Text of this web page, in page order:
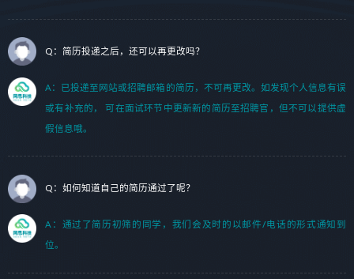
Q：简历投递之后，还可以再更改吗？
A：已投递至网站或招聘邮箱的简历，不可再更改。如发现个人信息有误
或有补充的， 可在面试环节中更新新的简历至招聘官，但不可以提供虚
假信息哦。
Q：如何知道自己的简历通过了呢？
A：通过了简历初筛的同学，我们会及时的以邮件/电话的形式通知到
位。